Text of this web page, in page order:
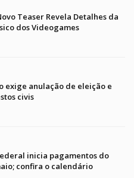
Teaser Revela Detalhes da
dos Videogames
exige anulação de eleição e
civis
inicia pagamentos do
confira o calendário